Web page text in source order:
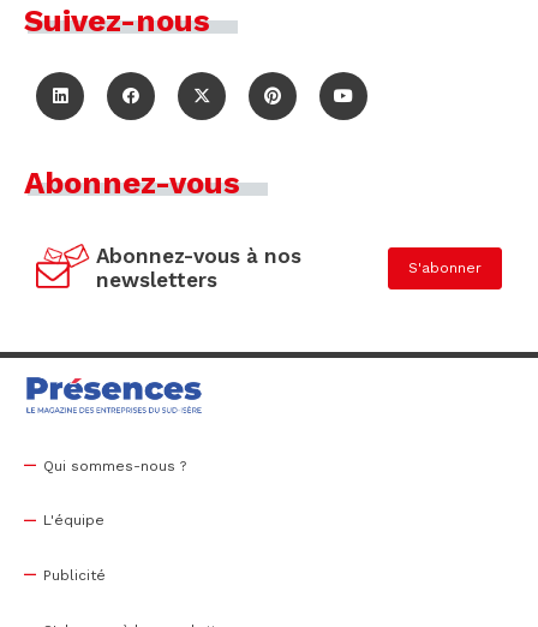
Suivez-nous
Abonnez-vous
Abonnez-vous à nos
newsletters
S'abonner
Qui sommes-nous ?
L'équipe
Publicité